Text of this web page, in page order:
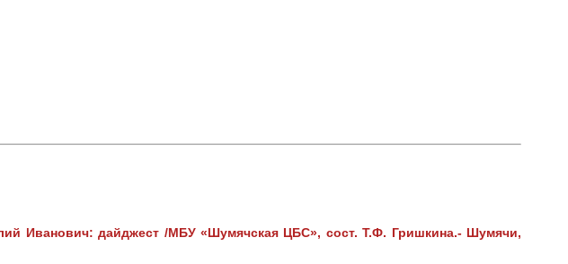
Иванович: дайджест /МБУ «Шумячская ЦБС», сост. Т.Ф. Гришкина.- Шумячи,